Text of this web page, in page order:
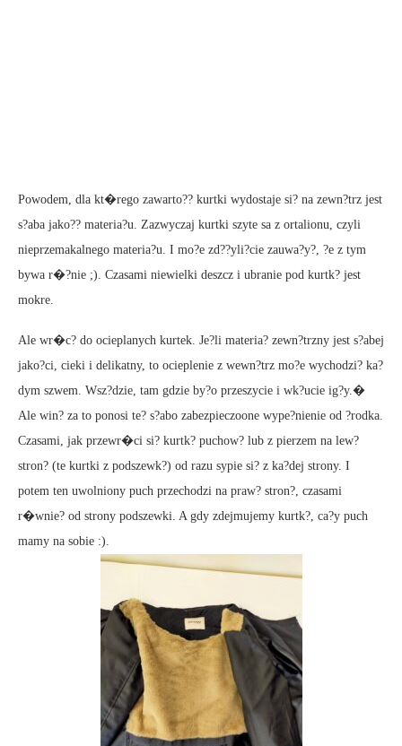
Powodem, dla kt�rego zawarto?? kurtki wydostaje si? na zewn?trz jest
s?aba jako?? materia?u. Zazwyczaj kurtki szyte sa z ortalionu, czyli
nieprzemakalnego materia?u. I mo?e zd??yli?cie zauwa?y?, ?e z tym
bywa r�?nie ;). Czasami niewielki deszcz i ubranie pod kurtk? jest
mokre.
Ale wr�c? do ocieplanych kurtek. Je?li materia? zewn?trzny jest s?abej
jako?ci, cieki i delikatny, to ocieplenie z wewn?trz mo?e wychodzi? ka?
dym szwem. Wsz?dzie, tam gdzie by?o przeszycie i wk?ucie ig?y.�
Ale win? za to ponosi te? s?abo zabezpieczoone wype?nienie od ?rodka.
Czasami, jak przewr�ci si? kurtk? puchow? lub z pierzem na lew?
stron? (te kurtki z podszewk?) od razu sypie si? z ka?dej strony. I
potem ten uwolniony puch przechodzi na praw? stron?, czasami
r�wnie? od strony podszewki. A gdy zdejmujemy kurtk?, ca?y puch
mamy na sobie :).